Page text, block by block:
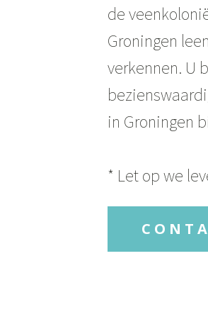
de
Groningen
verkennen. U
in Groningen
* Let op we